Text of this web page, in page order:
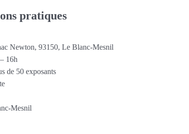
pratiques
Newton, 93150, Le Blanc-Mesnil
16h
de 50 exposants
Mesnil